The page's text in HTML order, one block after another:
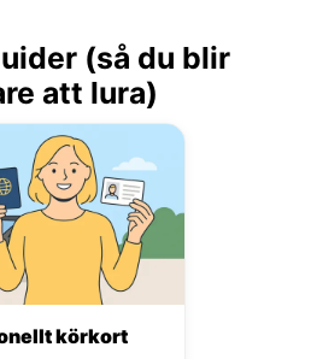
(så du blir
att lura)
körkort